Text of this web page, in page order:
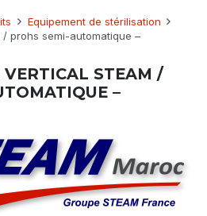
Equipement de stérilisation
prohs semi-automatique –
VERTICAL STEAM /
–